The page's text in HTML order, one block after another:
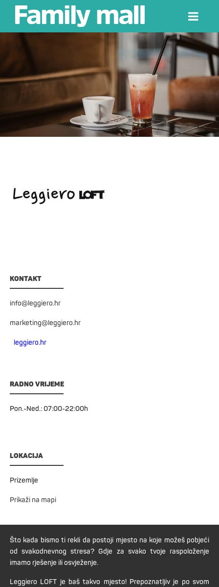
KONTAKT
info@leggiero.hr
marketing@leggiero.hr
leggiero.hr
RADNO VRIJEME
Pon.-Ned.: 07:00-22:00h
LOKACIJA
Prizemlje
Prikaži na mapi
Što kada bismo ti rekli da postoji mjesto na koje možeš pobjeći
od svakodnevnog stresa? Gdje za svako tvoje raspoloženje
imamo rješenje ili osvježenje.
Leggiero LOFT je baš takvo mjesto! Prepoznatljiv je po svom